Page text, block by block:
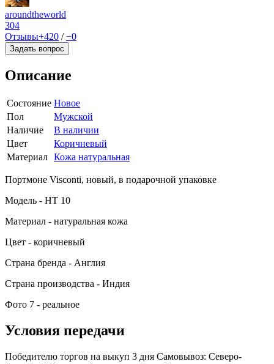
aroundtheworld
304
Отзывы+420 /−0
Задать вопрос
Описание
Состояние Новое
Пол
Мужской
Наличие
В наличии
Цвет
Коричневый
Материал Кожа натуральная
Портмоне Visconti, новый, в подарочной упаковке
Модель - HT 10
Материал - натуральная кожа
Цвет - коричневый
Страна бренда - Англия
Страна производства - Индия
Фото 7 - реальное
Условия передачи
Победителю торгов на выкуп 3 дня Самовывоз: Северо-